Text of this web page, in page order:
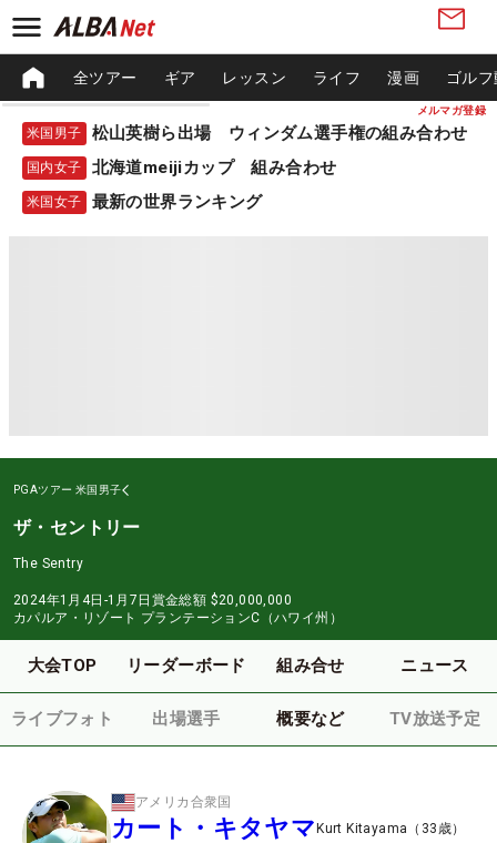
メルマガ登録
全ツアー ギア レッスン ライフ 漫画 ゴル
米国男子 松山英樹ら出場 ウィンダム選手権の組み合わせ
国内女子 北海道meijiカップ 組み合わせ
米国女子 最新の世界ランキング
PGAツアー 米国男子
ザ・セントリー
The Sentry
2024年1月4日-1月7日 賞金総額 $20,000,000
カパルア・リゾート プランテーションC（ハワイ州）
大会TOP リーダーボード 組み合せ ニュース
ライブフォト 出場選手 概要など TV放送予定
アメリカ合衆国
カート・キタヤマKurt Kitayama （ 33 歳）